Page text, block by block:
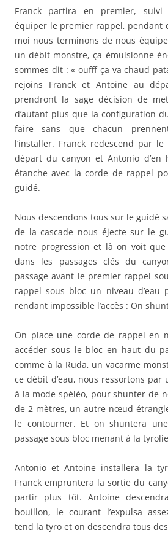
Franck partira en premier, suivi
équiper le premier rappel, pendant
moi nous terminons de nous
un débit monstre, ça émulsionne
sommes dit : « oufff ça va chaud
rejoins Franck et Antoine au
prendront la sage décision de
d’autant plus que la configuration
faire sans que chacun
l’installer. Franck redescend par
départ du canyon et Antonio d’en
étanche avec la corde de rappel
guidé.
Nous descendons tous sur le guidé
de la cascade nous éjecte sur le
notre progression et là on voit
dans les passages clés du
passage avant le premier rappel
rappel sous bloc un niveau d’eau
rendant impossible l’accès : On
On place une corde de rappel en
accéder sous le bloc en haut du
comme à la Ruda, un vacarme
ce débit d’eau, nous ressortons
à la mode spéléo, pour shunter de
de 2 mètres, un autre nœud
le contourner. Et on shuntera
passage sous bloc menant à la
Antonio et Antoine installera la
Franck empruntera la sortie du
partir plus tôt. Antoine
bouillon, le courant l’expulsa
tend la tyro et on descendra tous